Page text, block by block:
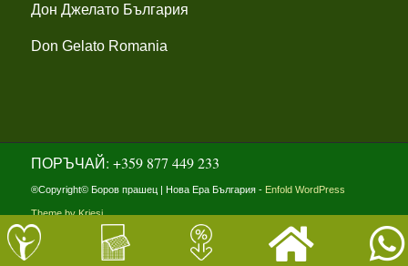
Дон Джелато България
Don Gelato Romania
ПОРЪЧАЙ: +359 877 449 233
®Copyright© Боров прашец | Нова Ера България - Enfold WordPress
Theme by Kriesi
ПОЛИТИКА ЗА ПОВЕРИТЕЛНОСТ